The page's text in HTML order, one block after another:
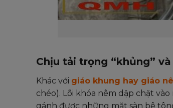
Chịu tải trọng “khủng”
Khác với giáo khung hay giáo
chéo). Lõi khóa nêm dập chặt
gánh được những mặt sàn bê